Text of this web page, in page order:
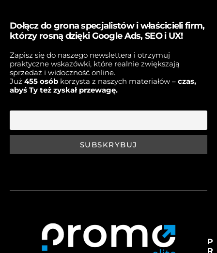
Dołącz do grona specjalistów i właścicieli firm,
którzy rosną dzięki Google Ads, SEO i UX!
Zapisz się do naszego newslettera i otrzymuj
praktyczne wskazówki, które realnie zwiększają
sprzedaż i widoczność online.
Już 455 osób korzysta z naszych materiałów – czas,
abyś Ty też zyskał przewagę.
P
R